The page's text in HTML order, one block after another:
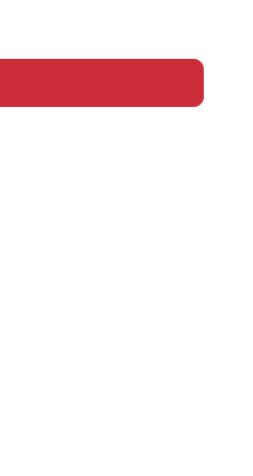
Wert ein